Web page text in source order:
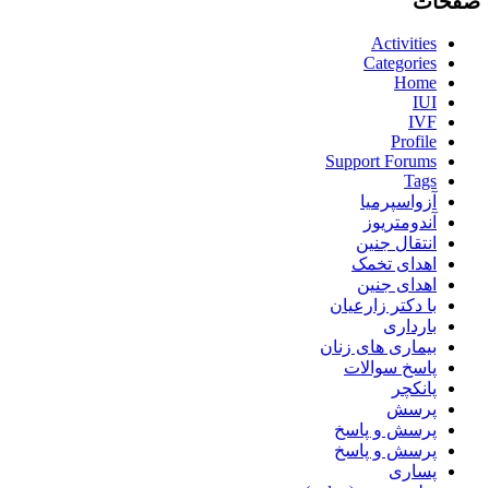
Activities
Categories
Home
IUI
IVF
Profile
Support Forums
Tags
آزواسپرمیا
آندومتریوز
انتقال جنین
اهدای تخمک
اهدای جنین
با دکتر زارعیان
بارداری
بیماری های زنان
پاسخ سوالات
پانکچر
پرسش
پرسش و پاسخ
پرسش و پاسخ
پساری